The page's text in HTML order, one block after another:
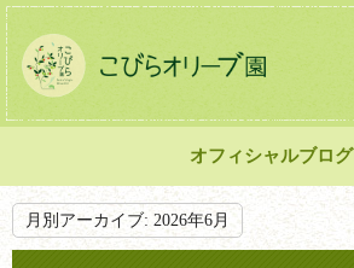
オフィシャルブログ
月別アーカイブ: 2026年6月